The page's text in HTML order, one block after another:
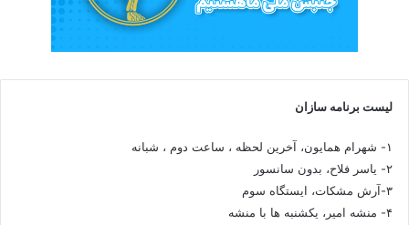
لیست برنامه سازان
۱- شهرام همایون، آخرین لحظه ، ساعت دوم ، شبانه
۲- یاسر فلاح، بدون سانسور
۳-آرش مشکات، ایستگاه سوم
۴- منشه امیر، یکشنبه ها با منشه